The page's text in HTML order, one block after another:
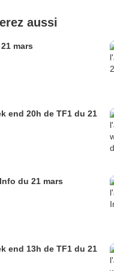
aussi
mars
end 20h de TF1 du 21
du 21 mars
end 13h de TF1 du 21